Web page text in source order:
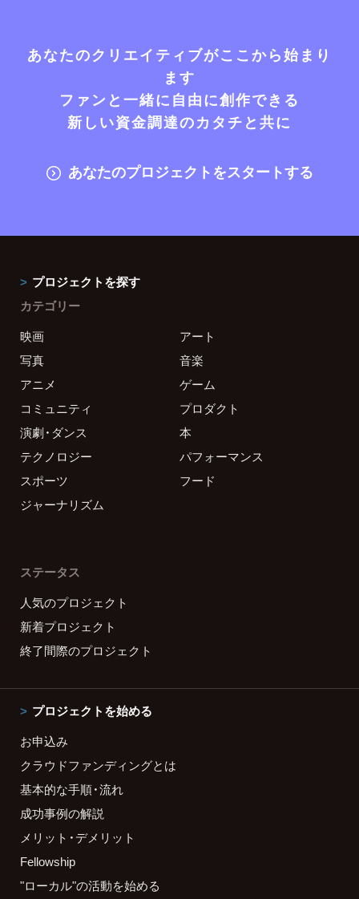
あなたのクリエイティブがここから始まり
ます
ファンと一緒に自由に創作できる
新しい資金調達のカタチと共に
あなたのプロジェクトをスタートする
プロジェクトを探す
カテゴリー
映画
アート
写真
音楽
アニメ
ゲーム
コミュニティ
プロダクト
演劇・ダンス
本
テクノロジー
パフォーマンス
スポーツ
フード
ジャーナリズム
ステータス
人気のプロジェクト
新着プロジェクト
終了間際のプロジェクト
プロジェクトを始める
お申込み
クラウドファンディングとは
基本的な手順・流れ
成功事例の解説
メリット・デメリット
Fellowship
"ローカル"の活動を始める